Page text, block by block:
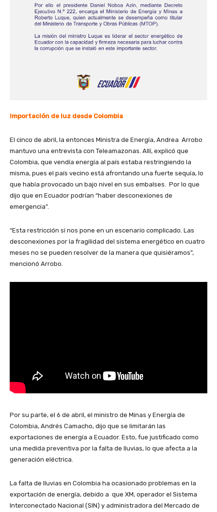
Importación de luz desde Colombia
El cinco de abril, la entonces Ministra de Energía, Andrea Arrobo
mantuvo una entrevista con Teleamazonas. Allí, explicó que
Colombia, que vendía energía al país estaba restringiendo la
misma, pues el país vecino está afrontando una fuerte sequía, lo
que había provocado un bajo nivel en sus embalses. Por lo que
dijo que en Ecuador podrían “haber desconexiones de
emergencia”.
“Esta restricción sí nos pone en un escenario complicado. Las
desconexiones por la fragilidad del sistema energético en cuatro
meses no se pueden resolver de la manera que quisiéramos”,
mencionó Arrobo.
Por su parte, el 6 de abril, el ministro de Minas y Energía de
Colombia, Andrés Camacho, dijo que se limitarán las
exportaciones de energía a Ecuador. Esto, fue justificado como
una medida preventiva por la falta de lluvias, lo que afecta a la
generación eléctrica.
La falta de lluvias en Colombia ha ocasionado problemas en la
exportación de energía, debido a que XM, operador el Sistema
Interconectado Nacional (SIN) y administradora del Mercado de